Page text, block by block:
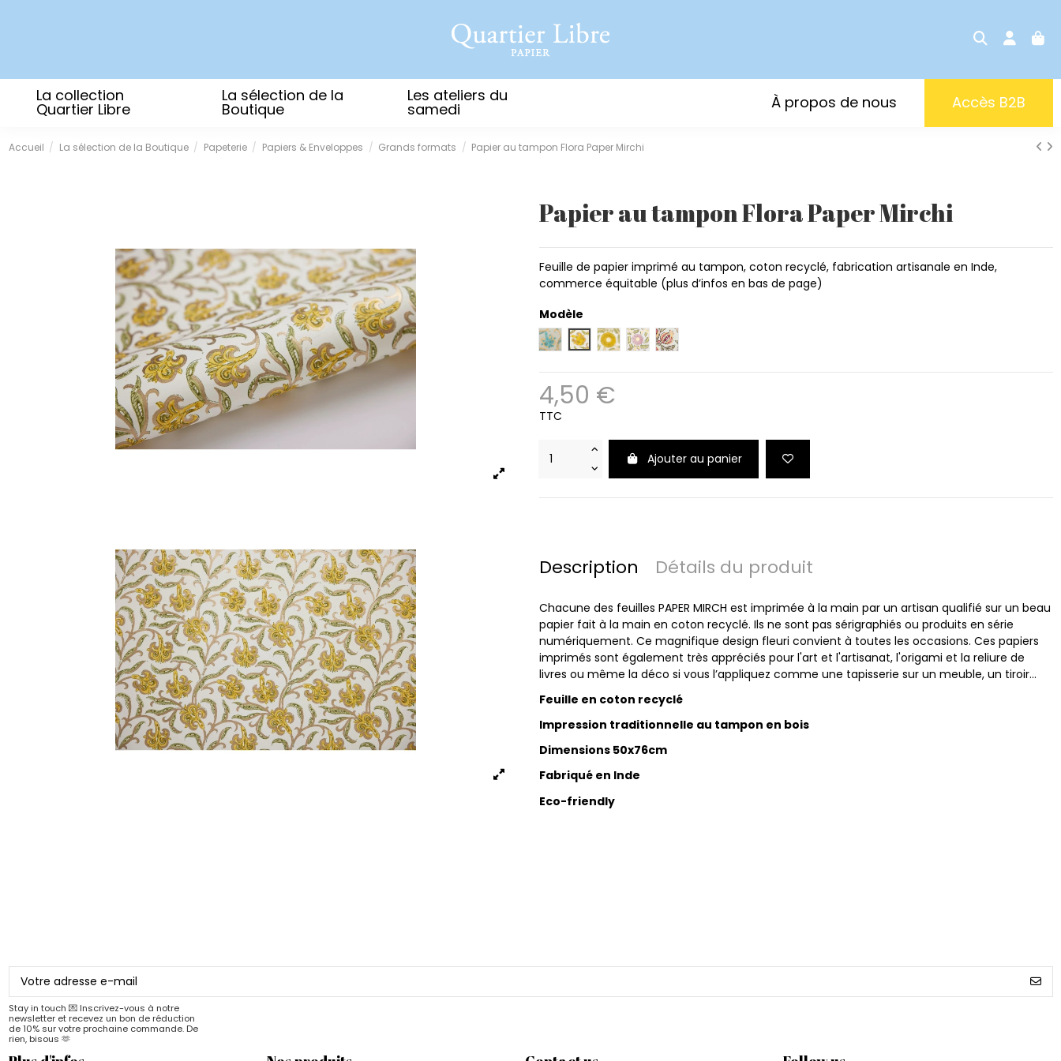
La collection
Quartier Libre
La sélection de la
Boutique
Les ateliers du
samedi Accès B2B
À propos de nous
Accueil La sélection de la Boutique Papeterie Papiers & Enveloppes Grands formats Papier au tampon Flora Paper Mirchi
Papier au tampon Flora Paper Mirchi
Feuille de papier imprimé au tampon, coton recyclé, fabrication artisanale en Inde,
commerce équitable (plus d’infos en bas de page)
Modèle
Iris turquoise
Iris sunshine
Marigold sunshine
Marigold blush
Pomegranate pink
4,50 €
TTC
Ajouter au panier
Description Détails du produit
Chacune des feuilles PAPER MIRCH est imprimée à la main par un artisan qualifié sur un beau
papier fait à la main en coton recyclé. Ils ne sont pas sérigraphiés ou produits en série
numériquement. Ce magnifique design fleuri convient à toutes les occasions. Ces papiers
imprimés sont également très appréciés pour l'art et l'artisanat, l'origami et la reliure de
livres ou même la déco si vous l’appliquez comme une tapisserie sur un meuble, un tiroir…
Feuille en coton recyclé
Impression traditionnelle au tampon en bois
Dimensions 50x76cm
Fabriqué en Inde
Eco-friendly
Stay in touch 💌 Inscrivez-vous à notre
newsletter et recevez un bon de réduction
de 10% sur votre prochaine commande. De
rien, bisous 🫶